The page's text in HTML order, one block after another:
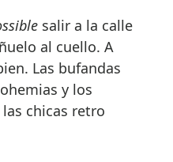
salir a la calle
al cuello. A
Las bufandas
y los
chicas retro